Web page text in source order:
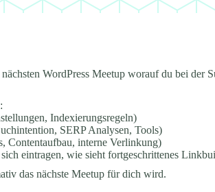
WordPress Meetup worauf du bei der
Indexierungsregeln)
SERP Analysen, Tools)
Contentaufbau, interne Verlinkung)
eintragen, wie sieht fortgeschrittenes
das nächste Meetup für dich wird.